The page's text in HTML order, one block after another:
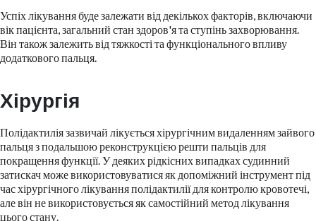
Успіх лікування буде залежати від декількох факторів, включаючи
вік пацієнта, загальний стан здоров'я та ступінь захворювання.
Він також залежить від тяжкості та функціонального впливу
додаткового пальця.
Хірургія
Полідактилія зазвичай лікується хірургічним видаленням зайвого
пальця з подальшою реконструкцією решти пальців для
покращення функції. У деяких рідкісних випадках судинний
затискач може використовуватися як допоміжний інструмент під
час хірургічного лікування полідактилії для контролю кровотечі,
але він не використовується як самостійний метод лікування
цього стану.